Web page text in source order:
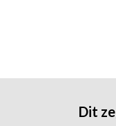
Dit